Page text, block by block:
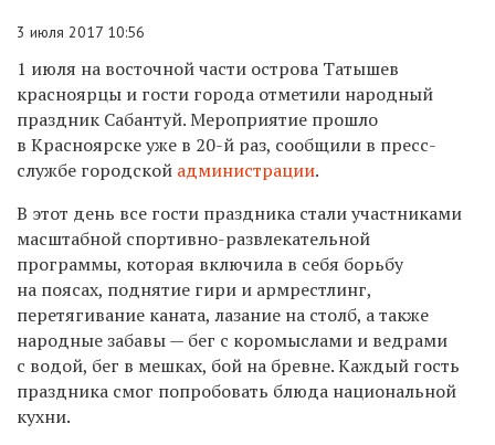
3 июля 2017 10:56
1 июля на восточной части острова Татышев
красноярцы и гости города отметили народный
праздник Сабантуй. Мероприятие прошло
в Красноярске уже в 20-й раз, сообщили в пресс-
службе городской администрации.
В этот день все гости праздника стали участниками
масштабной спортивно-развлекательной
программы, которая включила в себя борьбу
на поясах, поднятие гири и армрестлинг,
перетягивание каната, лазание на столб, а также
народные забавы — бег с коромыслами и ведрами
с водой, бег в мешках, бой на бревне. Каждый гость
праздника смог попробовать блюда национальной
кухни.